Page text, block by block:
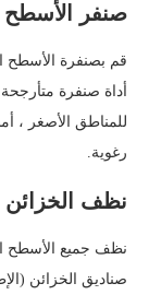
صنفر الأسطح
قم بصنفرة الأسطح
أداة صنفرة
للمناطق الأصغر ،
رغوية.
نظف الخزائن
نظف جميع الأسطح
صناديق الخزائن